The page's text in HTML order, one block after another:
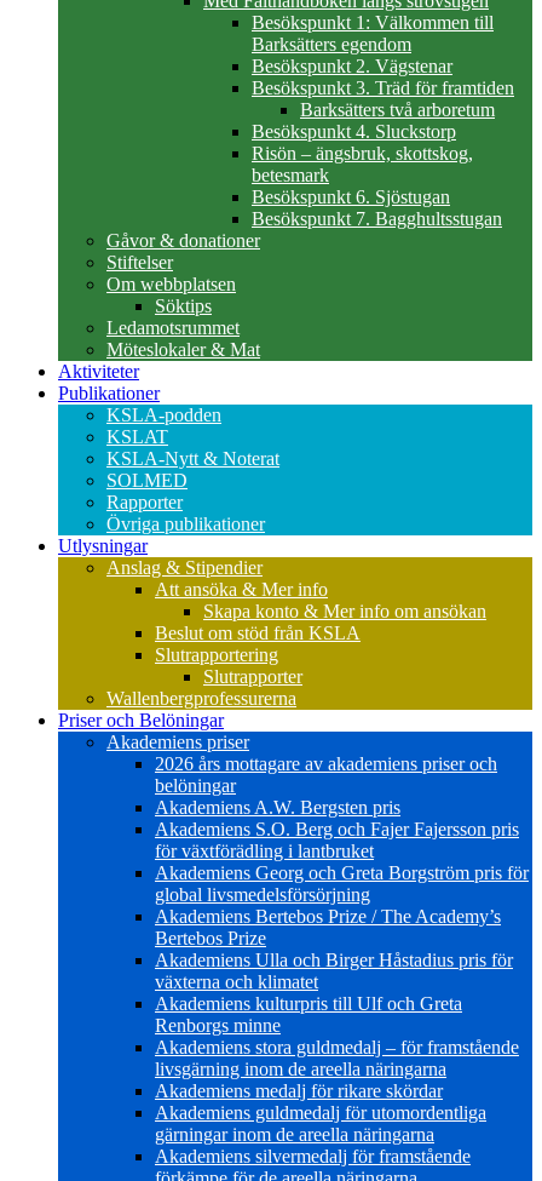
Besökspunkt 1: Välkommen till
Barksätters egendom
Besökspunkt 2. Vägstenar
Besökspunkt 3. Träd för framtiden
Barksätters två arboretum
Besökspunkt 4. Sluckstorp
Risön – ängsbruk, skottskog,
betesmark
Besökspunkt 6. Sjöstugan
Besökspunkt 7. Bagghultsstugan
Gåvor & donationer
Stiftelser
Om webbplatsen
Söktips
Ledamotsrummet
Möteslokaler & Mat
Aktiviteter
Publikationer
KSLA-podden
KSLAT
KSLA-Nytt & Noterat
SOLMED
Rapporter
Övriga publikationer
Utlysningar
Anslag & Stipendier
Att ansöka & Mer info
Skapa konto & Mer info om ansökan
Beslut om stöd från KSLA
Slutrapportering
Slutrapporter
Wallenbergprofessurerna
Priser och Belöningar
Akademiens priser
2026 års mottagare av akademiens priser och
belöningar
Akademiens A.W. Bergsten pris
Akademiens S.O. Berg och Fajer Fajersson pris
för växtförädling i lantbruket
Akademiens Georg och Greta Borgström pris för
global livsmedelsförsörjning
Akademiens Bertebos Prize / The Academy’s
Bertebos Prize
Akademiens Ulla och Birger Håstadius pris för
växterna och klimatet
Akademiens kulturpris till Ulf och Greta
Renborgs minne
Akademiens stora guldmedalj – för framstående
livsgärning inom de areella näringarna
Akademiens medalj för rikare skördar
Akademiens guldmedalj för utomordentliga
gärningar inom de areella näringarna
Akademiens silvermedalj för framstående